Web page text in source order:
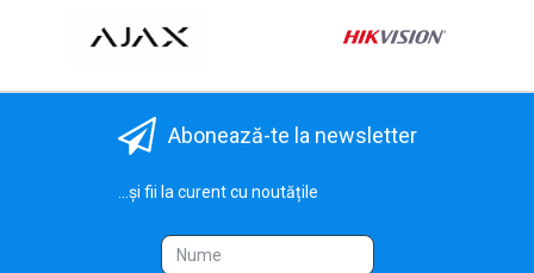
Abonează-te la newsletter
...și fii la curent cu noutățile